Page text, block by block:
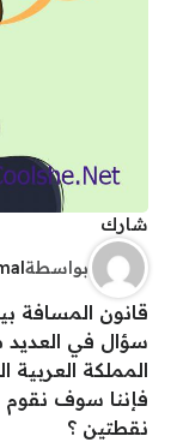
شارك
بواسطة
قانون المسافة
سؤال في
المملكة
فإننا سوف
نقطتين ؟